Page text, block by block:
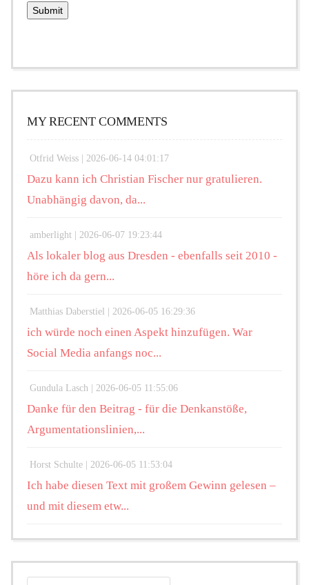
MY RECENT COMMENTS
Otfrid Weiss | 2026-06-14 04:01:17
Dazu kann ich Christian Fischer nur gratulieren.
Unabhängig davon, da...
amberlight | 2026-06-07 19:23:44
Als lokaler blog aus Dresden - ebenfalls seit 2010 -
höre ich da gern...
Matthias Daberstiel | 2026-06-05 16:29:36
ich würde noch einen Aspekt hinzufügen. War
Social Media anfangs noc...
Gundula Lasch | 2026-06-05 11:55:06
Danke für den Beitrag - für die Denkanstöße,
Argumentationslinien,...
Horst Schulte | 2026-06-05 11:53:04
Ich habe diesen Text mit großem Gewinn gelesen –
und mit diesem etw...